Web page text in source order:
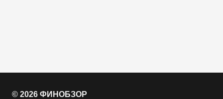
© 2026 ФИНОБЗОР